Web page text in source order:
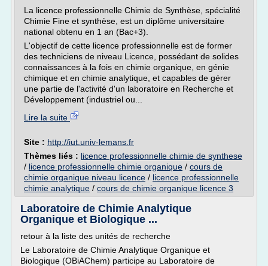
La licence professionnelle Chimie de Synthèse, spécialité
Chimie Fine et synthèse, est un diplôme universitaire
national obtenu en 1 an (Bac+3).
L'objectif de cette licence professionnelle est de former
des techniciens de niveau Licence, possédant de solides
connaissances à la fois en chimie organique, en génie
chimique et en chimie analytique, et capables de gérer
une partie de l'activité d'un laboratoire en Recherche et
Développement (industriel ou...
Lire la suite
Site : http://iut.univ-lemans.fr
Thèmes liés : licence professionnelle chimie de synthese
/ licence professionnelle chimie organique / cours de
chimie organique niveau licence / licence professionnelle
chimie analytique / cours de chimie organique licence 3
Laboratoire de Chimie Analytique
Organique et Biologique ...
retour à la liste des unités de recherche
Le Laboratoire de Chimie Analytique Organique et
Biologique (OBiAChem) participe au Laboratoire de